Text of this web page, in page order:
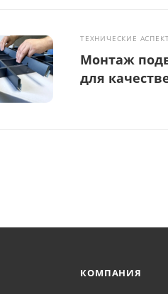
ТЕХНИЧЕСКИЕ
Монтаж
для
КОМПАНИЯ